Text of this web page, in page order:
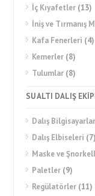
İç Kıyafetler (13)
İniş ve Tırmanış
Kafa Fenerleri (4)
Kemerler (8)
Tulumlar (8)
SU ALTI DALIŞ
Dalış
Dalış Elbiseleri (7)
Maske ve
Paletler (9)
Regülatörler (11)